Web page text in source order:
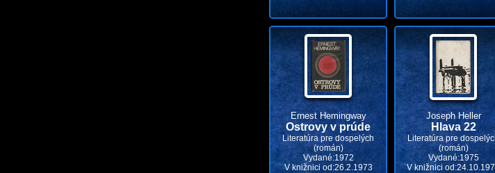
Ernest Hemingway
Ostrovy v prúde
Literatúra pre dospelých
(román)
Vydané:1972
V knižnici od:26.2.1973
Joseph Heller
Hlava 22
Literatúra pre
(román)
Vydané:1975
V knižnici